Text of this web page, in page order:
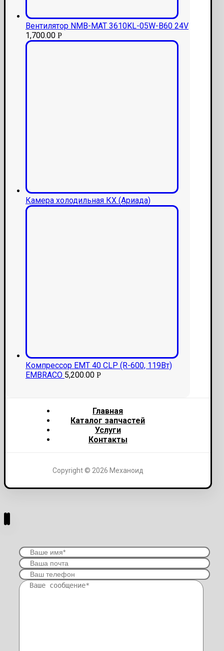
Вентилятор NMB-MAT 3610KL-05W-B60 24V
1,700.00 Р
Камера холодильная КХ (Ариада)
Компрессор EMT 40 CLP (R-600, 119Вт)
EMBRACO 5,200.00 Р
Главная
Каталог запчастей
Услуги
Контакты
Copyright © 2026 Механоид